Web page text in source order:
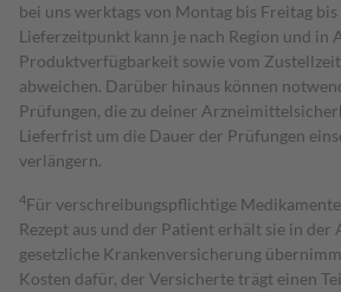
bei uns werktags von Montag bis Freitag
Lieferzeitpunkt kann je nach Region und in
Produktverfügbarkeit sowie vom
abweichen. Darüber hinaus können
Prüfungen, die zu deiner
Lieferfrist um die Dauer der Prüfungen
verlängern.
4Für verschreibungspflichtige
Rezept aus und der Patient erhält sie in der
gesetzliche Krankenversicherung
Kosten dafür, der Versicherte trägt einen